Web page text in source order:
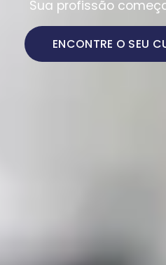
Sua profissão
ENCONTRE O SEU